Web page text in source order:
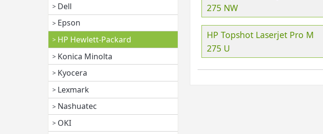
Dell
Epson
HP Hewlett-Packard
Konica Minolta
Kyocera
Lexmark
Nashuatec
OKI
275 NW
HP Topshot Laserjet Pro M
275 U